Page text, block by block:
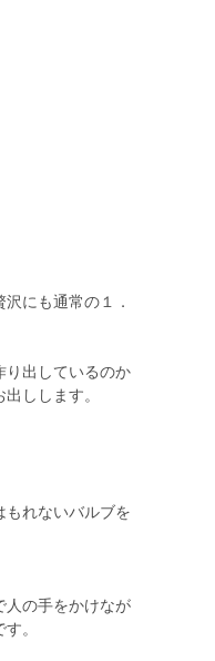
にも通常の１．
り出しているのか
しします。
もれないバルブを
人の手をかけなが
。